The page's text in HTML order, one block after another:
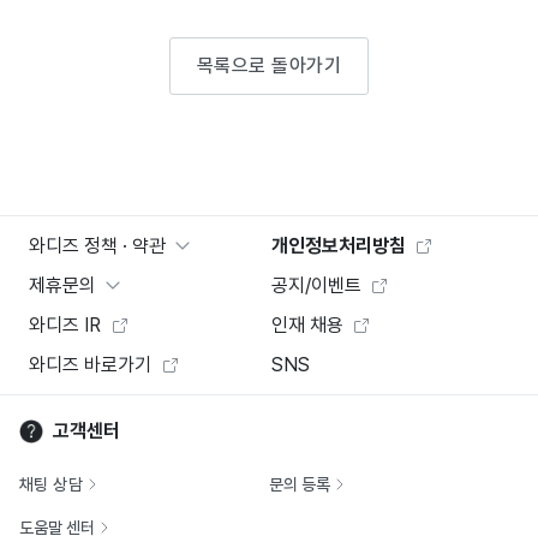
목록으로 돌아가기
와디즈 정책 · 약관
개인정보처리방침
제휴문의
공지/이벤트
와디즈 IR
인재 채용
와디즈 바로가기
SNS
고객센터
채팅 상담 문의 등록
도움말 센터